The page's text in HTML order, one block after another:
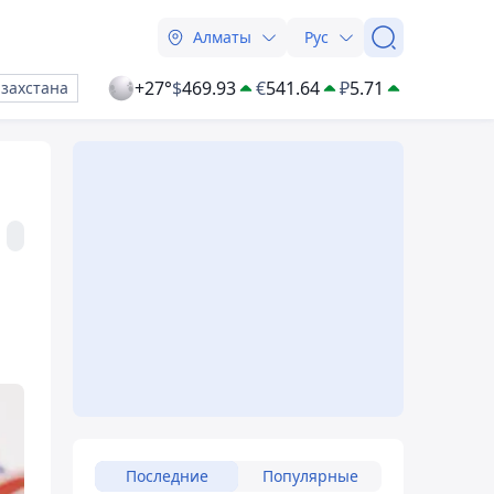
Алматы Рус
+27°$469.93 €541.64 ₽5.71
Последние Популярные